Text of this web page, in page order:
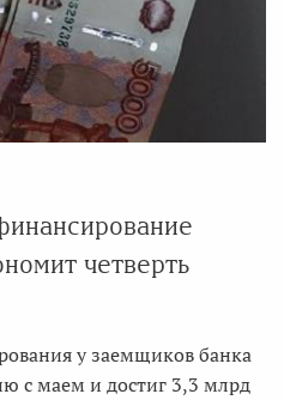
четверть
у заемщиков банка
с маем и достиг 3,3 млрд